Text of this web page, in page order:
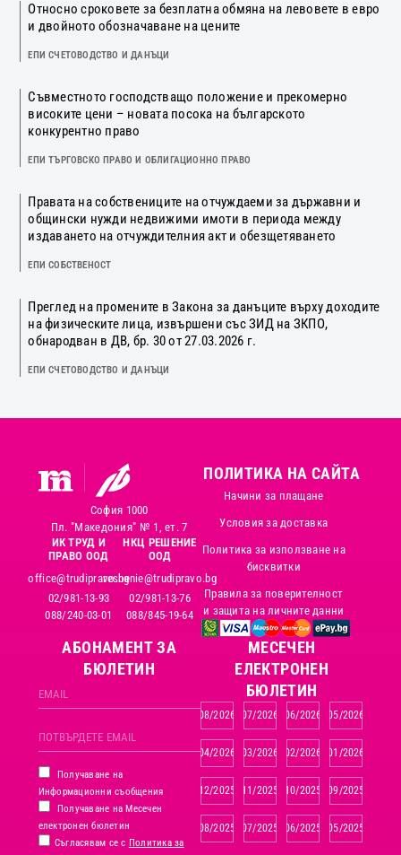
Относно сроковете за безплатна обмяна на левовете в евро
и двойното обозначаване на цените
ЕПИ СЧЕТОВОДСТВО И ДАНЪЦИ
Съвместното господстващо положение и прекомерно
високите цени – новата посока на българското
конкурентно право
ЕПИ ТЪРГОВСКО ПРАВО И ОБЛИГАЦИОННО ПРАВО
Правата на собствениците на отчуждаеми за държавни и
общински нужди недвижими имоти в периода между
издаването на отчуждителния акт и обезщетяването
ЕПИ СОБСТВЕНОСТ
Преглед на промените в Закона за данъците върху доходите
на физическите лица, извършени със ЗИД на ЗКПО,
обнародван в ДВ, бр. 30 от 27.03.2026 г.
ЕПИ СЧЕТОВОДСТВО И ДАНЪЦИ
София 1000
Пл. "Македония" № 1, ет. 7
ИК ТРУД И
ПРАВО ООД
office@trudipravo.bg
02/981-13-93
088/240-03-01
НКЦ РЕШЕНИЕ
ООД
reshenie@trudipravo.bg
02/981-13-76
088/845-19-64
ПОЛИТИКА НА САЙТА
Начини за плащане
Условия за доставка
Политика за използване на
бисквитки
Правила за поверителност
и защита на личните данни
АБОНАМЕНТ ЗА
БЮЛЕТИН
Получаване на
Информационни съобщения
Получаване на Месечен
електронен бюлетин
Съгласявам се с Политика за
MЕСЕЧЕН
ЕЛЕКТРОНЕН
БЮЛЕТИН
08/2026 07/2026 06/2026 05/2026
04/2026 03/2026 02/2026 01/2026
12/2025 11/2025 10/2025 09/2025
08/2025 07/2025 06/2025 05/2025